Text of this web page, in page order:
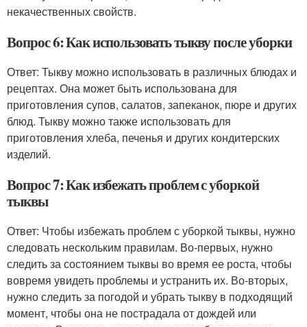
некачественных свойств.
Вопрос 6: Как использовать тыкву после уборки
Ответ: Тыкву можно использовать в различных блюдах и
рецептах. Она может быть использована для
приготовления супов, салатов, запеканок, пюре и других
блюд. Тыкву можно также использовать для
приготовления хлеба, печенья и других кондитерских
изделий.
Вопрос 7: Как избежать проблем с уборкой
тыквы
Ответ: Чтобы избежать проблем с уборкой тыквы, нужно
следовать нескольким правилам. Во-первых, нужно
следить за состоянием тыквы во время ее роста, чтобы
вовремя увидеть проблемы и устранить их. Во-вторых,
нужно следить за погодой и убрать тыкву в подходящий
момент, чтобы она не пострадала от дождей или